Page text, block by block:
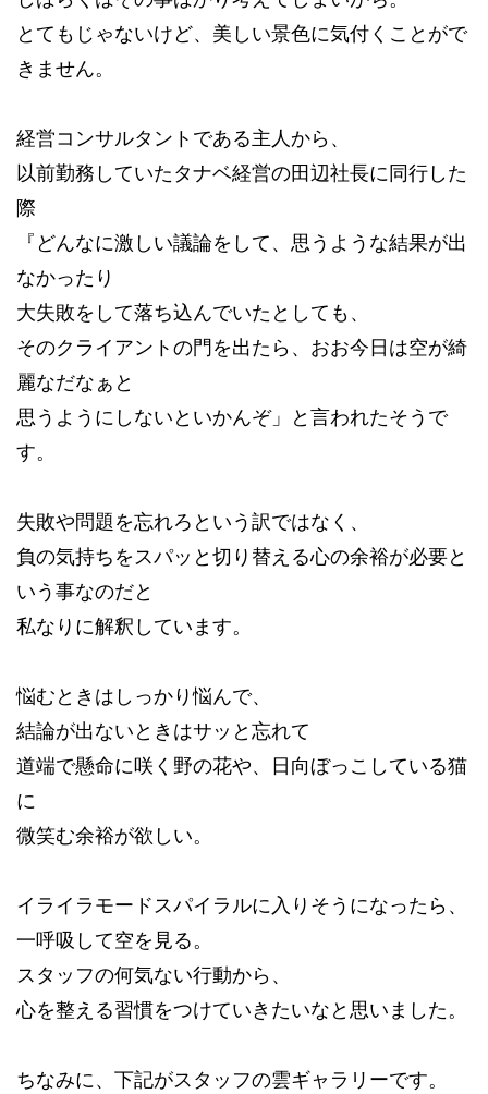
とてもじゃないけど、美しい景色に気付くことがで
きません。
経営コンサルタントである主人から、
以前勤務していたタナベ経営の田辺社長に同行した
際
『どんなに激しい議論をして、思うような結果が出
なかったり
大失敗をして落ち込んでいたとしても、
そのクライアントの門を出たら、おお今日は空が綺
麗なだなぁと
思うようにしないといかんぞ」と言われたそうで
す。
失敗や問題を忘れろという訳ではなく、
負の気持ちをスパッと切り替える心の余裕が必要と
いう事なのだと
私なりに解釈しています。
悩むときはしっかり悩んで、
結論が出ないときはサッと忘れて
道端で懸命に咲く野の花や、日向ぼっこしている猫
に
微笑む余裕が欲しい。
イライラモードスパイラルに入りそうになったら、
一呼吸して空を見る。
スタッフの何気ない行動から、
心を整える習慣をつけていきたいなと思いました。
ちなみに、下記がスタッフの雲ギャラリーです。